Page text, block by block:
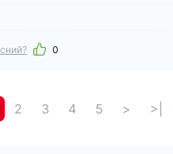
0
2 3 4 5 > >|